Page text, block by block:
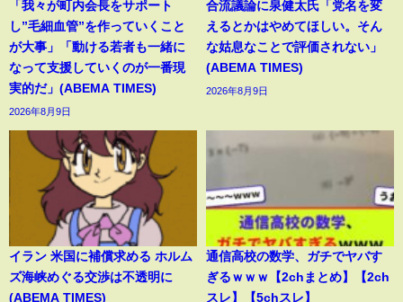
「我々が町内会長をサポート
し”毛細血管”を作っていくこと
が大事」「動ける若者も一緒に
なって支援していくのが一番現
実的だ」(ABEMA TIMES)
2026年8月9日
合流議論に泉健太氏「党名を変
えるとかはやめてほしい。そん
な姑息なことで評価されない」
(ABEMA TIMES)
2026年8月9日
イラン 米国に補償求める ホルム
ズ海峡めぐる交渉は不透明に
(ABEMA TIMES)
通信高校の数学、ガチでヤバす
ぎるｗｗｗ【2chまとめ】【2ch
スレ】【5chスレ】